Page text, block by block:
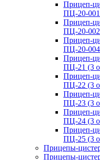
Прицеп-
ПЦ-20-
Прицеп-
ПЦ-20-
Прицеп-
ПЦ-20-
Прицеп-
ПЦ-21 (3
Прицеп-
ПЦ-22 (3
Прицеп-
ПЦ-23 (3
Прицеп-
ПЦ-24 (3
Прицеп-
ПЦ-25 (3
Прицепы-
Прицепы-